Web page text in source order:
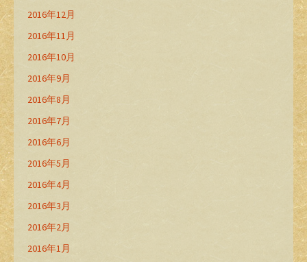
2016年12月
2016年11月
2016年10月
2016年9月
2016年8月
2016年7月
2016年6月
2016年5月
2016年4月
2016年3月
2016年2月
2016年1月